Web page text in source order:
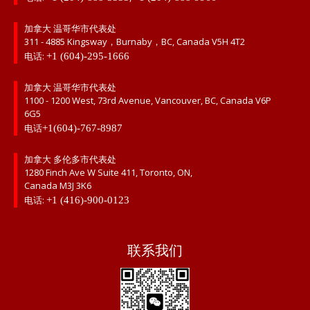
加拿大 温哥华市代表处
311 - 4885 Kingsway，Burnaby，BC, Canada V5H 4T2
电话: +1 (604)-295-1666
加拿大 温哥华市代表处
1100 - 1200 West, 73rd Avenue, Vancouver, BC, Canada V6P
6G5
电话+1(604)-767-8987
加拿大 多伦多市代表处
1280 Finch Ave W Suite 411, Toronto, ON,
Canada M3J 3K6
电话: +1 (416)-900-0123
联系我们